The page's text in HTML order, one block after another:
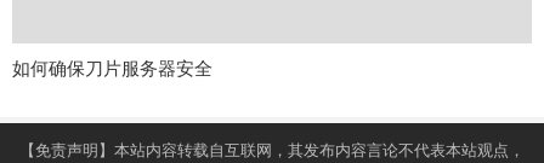
如何确保刀片服务器安全
【免责声明】本站内容转载自互联网，其发布内容言论不代表本站观点，